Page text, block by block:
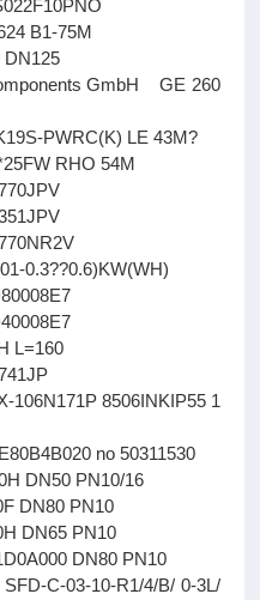
B1-75M
GmbH GE 260
PWRC(K) LE 43M?
RHO 54M
0.3??0.6)KW(WH)
L=160
8506INKIP55 1
no 50311530
DN50 PN10/16
DN80 PN10
DN65 PN10
DN80 PN10
C-03-10-R1/4/B/ 0-3L/